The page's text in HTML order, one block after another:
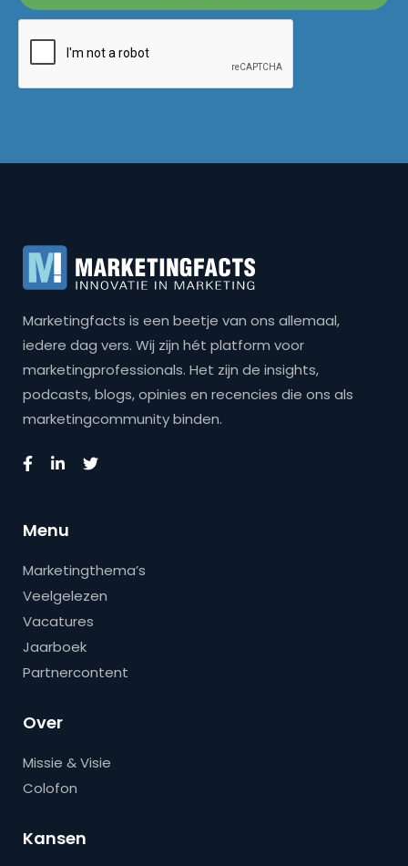
Marketingfacts is een beetje van ons allemaal,
iedere dag vers. Wij zijn hét platform voor
marketingprofessionals. Het zijn de insights,
podcasts, blogs, opinies en recencies die ons als
marketingcommunity binden.
Menu
Marketingthema’s
Veelgelezen
Vacatures
Jaarboek
Partnercontent
Over
Missie & Visie
Colofon
Kansen